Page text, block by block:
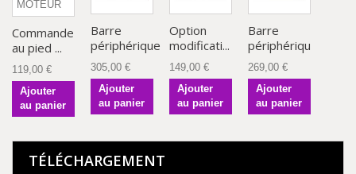
Commande
au pied ...
119,00 €
Ajouter
au panier
Barre
périphérique
305,00 €
Ajouter
au panier
Option
modificati...
149,00 €
Ajouter
au panier
Barre
périphériqu...
269,00 €
Ajouter
au panier
TÉLÉCHARGEMENT